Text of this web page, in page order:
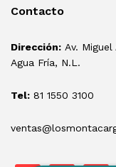
Contacto
Dirección: Av.
Agua Fría, N.L.
Tel: 81 1550 3100